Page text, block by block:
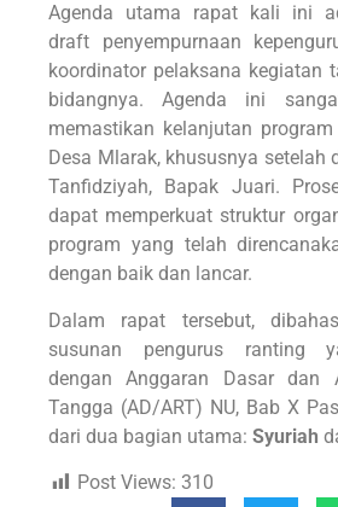
Agenda utama rapat kali ini
draft penyempurnaan
koordinator pelaksana kegiatan
bidangnya. Agenda ini
memastikan kelanjutan
Desa Mlarak, khususnya setelah
Tanfidziyah, Bapak Juari.
dapat memperkuat struktur
program yang telah
dengan baik dan lancar.
Dalam rapat tersebut,
susunan pengurus ranting
dengan Anggaran Dasar dan
Tangga (AD/ART) NU, Bab X
dari dua bagian utama: Syuriah
Post Views: 310